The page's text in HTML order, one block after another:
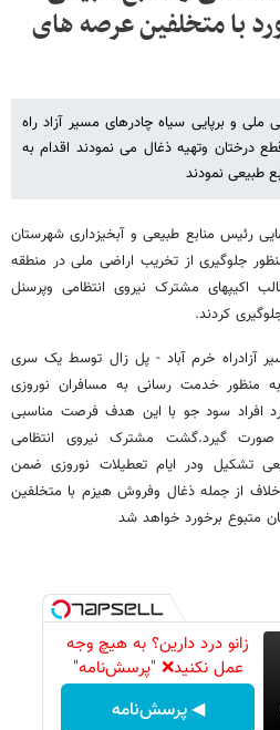
با متخلفین عرصه های
ملی و برپایی سیاه چادرهای مسیر آزاد راه
درختان وتهیه ذغال می نمودند اقدام به
طبیعی نمودند
رئیس منابع طبیعی و آبخیزداری شهرستان
جلوگیری از تخریب اراضی ملی در منطقه
اکیپهای مشترک نیروی انتظامی وپرسنل
کردند.
آزادراه خرم آباد - پل زال توسط یک سری
به منظور خدمت رسانی به مسافران نوروزی
افراد سود جو با این هدف فرصت مناسبی
گیرد.گشت مشترک نیروی انتظامی
تشکیل ودر ایام تعطیلات نوروزی ضمن
از جمله ذغال وفروش هیزم با متخلفین
متبوع برخورد خواهد شد
زانو درد دارین؟ به هیچ وجه
عمل نکنید❌ "پرسش‌نامه"
◀ پرسش‌نامه